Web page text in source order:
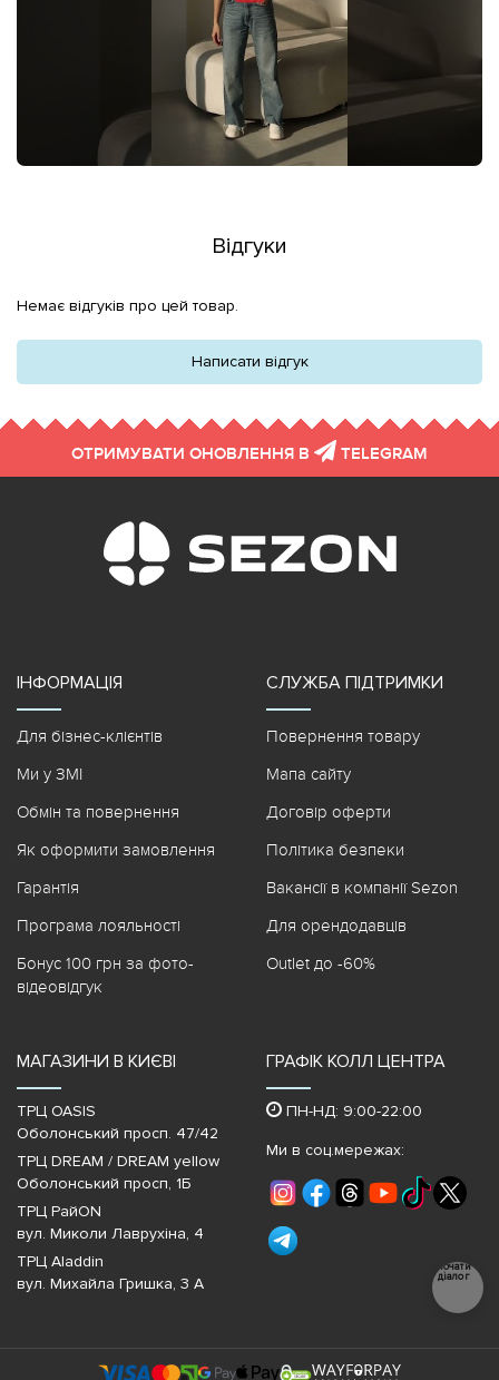
Відгуки
Немає відгуків про цей товар.
Написати відгук
ОТРИМУВАТИ ОНОВЛЕННЯ В TELEGRAM
ІНФОРМАЦІЯ
Для бізнес-клієнтів
Ми у ЗМІ
Обмін та повернення
Як оформити замовлення
Гарантія
Програма лояльності
Бонус 100 грн за фото-
відеовідгук
СЛУЖБА ПІДТРИМКИ
Повернення товару
Мапа сайту
Договір оферти
Політика безпеки
Вакансії в компанії Sezon
Для орендодавців
Outlet до -60%
МАГАЗИНИ В КИЄВІ
ТРЦ OASIS
Оболонський просп. 47/42
ТРЦ DREAM / DREAM yellow
Оболонський просп, 1Б
ТРЦ РайON
вул. Миколи Лаврухіна, 4
ТРЦ Aladdin
вул. Михайла Гришка, 3 А
ГРАФІК КОЛЛ ЦЕНТРА
ПН-НД: 9:00-22:00
Ми в соц.мережах:
Почати
діалог